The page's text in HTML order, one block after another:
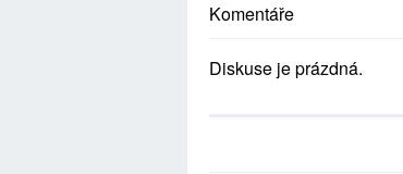
Komentáře
Diskuse je prázdná.